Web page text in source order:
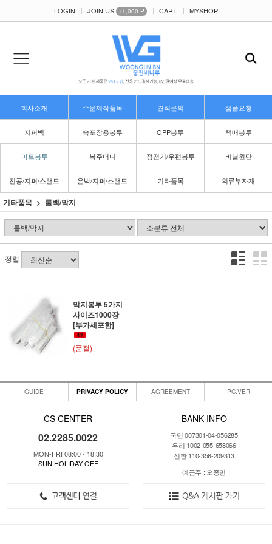
LOGIN JOIN US +1,000 P CART MYSHOP
회사소개 주문제작품목 견적문의 샘플요청
지퍼백 속포장용봉투 OPP봉투 택배봉투
마트봉투 복주머니 정전기/우편봉투 비닐원단
진공/지퍼/스탠드 은박/지퍼/스탠드 기타품목 의류부자재
기타품목 롤백/막지
정렬
막지봉투 5가지
사이즈1000장
[부가세포함]
(품절)
GUIDE PRIVACY POLICY AGREEMENT PC.VER
CS CENTER
02.2285.0022
MON-FRI 08:00 - 18:30
SUN.HOLIDAY OFF
BANK INFO
국민 007301-04-056285
우리 1002-055-658066
신한 110-356-209313
예금주 : 오종민